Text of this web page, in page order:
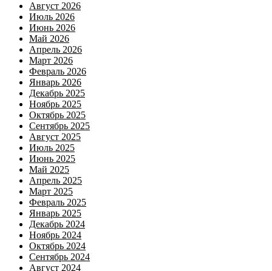
Август 2026
Июль 2026
Июнь 2026
Май 2026
Апрель 2026
Март 2026
Февраль 2026
Январь 2026
Декабрь 2025
Ноябрь 2025
Октябрь 2025
Сентябрь 2025
Август 2025
Июль 2025
Июнь 2025
Май 2025
Апрель 2025
Март 2025
Февраль 2025
Январь 2025
Декабрь 2024
Ноябрь 2024
Октябрь 2024
Сентябрь 2024
Август 2024